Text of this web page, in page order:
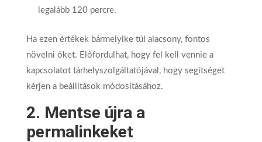
legalább 120 percre.
Ha ezen értékek bármelyike ​​túl alacsony, fontos
növelni őket. Előfordulhat, hogy fel kell vennie a
kapcsolatot tárhelyszolgáltatójával, hogy segítséget
kérjen a beállítások módosításához.
2. Mentse újra a
permalinkeket